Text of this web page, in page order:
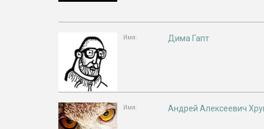
Имя: Дима Гапт
Имя: Андрей Алексеевич